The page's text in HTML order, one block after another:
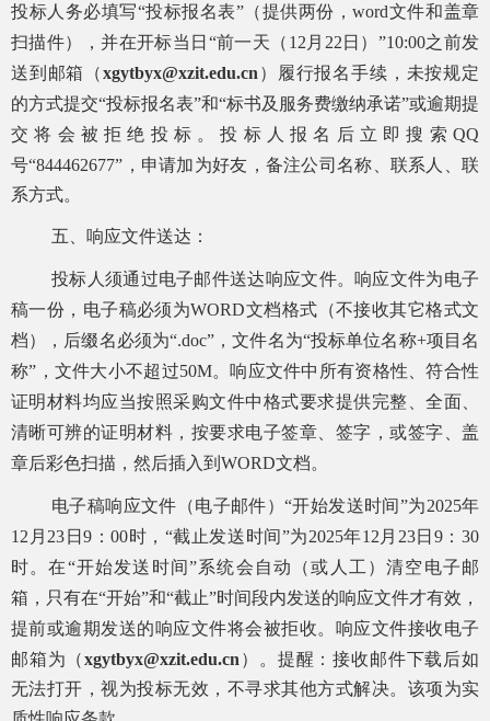
投标人务必填写“投标报名表”（提供两份，word文件和盖章
扫描件）
，并在开标当 日 “前一天（ 12 月 22 日 ） ”10:00之前发
送到邮箱（xgytbyx@xzit.edu.cn ）履行报名手续，未按规定
的方式提交“投标报名表”和“标书及服务费缴纳承诺”或逾期提
交将会被拒绝投标。投标人报名后立即搜索QQ
号“844462677”，申请加为好友，备注公司名称、联系人、联
系方式。
五 响应文件送达 ：
投标人须通过电子邮件送达响应文件。响应文件为电子
稿一份，电子稿必须为WORD文档格式（不接收其它格式文
档），后缀名必须为“.doc”，文件名为“投标单位名称+项目名
称”，文件大小不超过50M。响应文件中所有资格性、符合性
证明材料均应当按照采购文件中格式要求提供完整、全面、
清晰可辨的证明材料，按要求电子签章、签字，或签字、盖
章后彩色扫描，然后插入到WORD文档。
电子稿响应文件（电子邮件）“开始发送时间”为2025年
12 月 23 日9 ：00时，“截止发送时间”为2025年12 月 23日 9：30
时。在“开始发送时间”系统会自动（或人工）清空电子邮
箱，只有在“开始”和“截止”时间段内发送的响应文件才有效，
提前或逾期发送的响应文件将会被拒收。响应文件接收电子
邮箱为（xgytbyx@xzit.edu.cn ）。提醒：接收邮件下载后如
无法打开，视为投标无效，不寻求其他方式解决。该项为实